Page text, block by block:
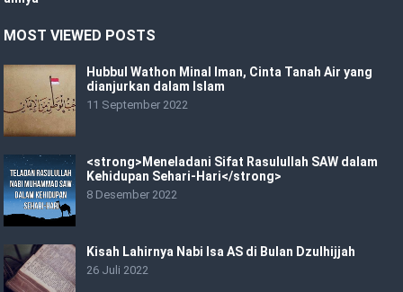
MOST VIEWED POSTS
Hubbul Wathon Minal Iman, Cinta Tanah Air yang
dianjurkan dalam Islam
11 September 2022
<strong>Meneladani Sifat Rasulullah SAW dalam
Kehidupan Sehari-Hari</strong>
8 Desember 2022
Kisah Lahirnya Nabi Isa AS di Bulan Dzulhijjah
26 Juli 2022